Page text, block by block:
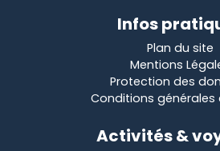
Infos
Plan du site
Mentions
Protection des
Conditions générales
Activités &